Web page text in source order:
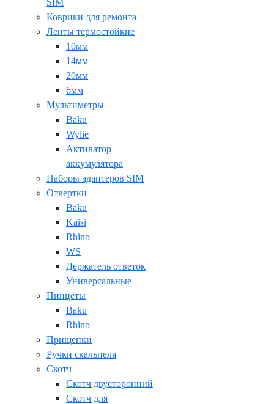
SIM
Коврики для ремонта
Ленты термостойкие
10мм
14мм
20мм
6мм
Мультиметры
Baku
Wylie
Активатор
аккумулятора
Наборы адаптеров SIM
Отвертки
Baku
Kaisi
Rhino
WS
Держатель ответок
Универсальные
Пинцеты
Baku
Rhino
Прищепки
Ручки скальпеля
Скотч
Скотч двусторонний
Скотч для